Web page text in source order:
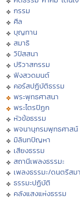
กรรม
ศีล
บุญทาน
สมาธิ
วิปัสสนา
ปริวาสกรรม
ฟังสวดมนต์
คอร์สปฏิบัติธรรม
พระพุทธศาสนา
พระไตรปิฏก
หัวข้อธรรม
พจนานุกรมพุทธศาสน์
มิลินทปัญหา
เสียงธรรม
สถานีเพลงธรรมะ
เพลงธรรมะ/ดนตรีสม
ธรรมะปฏิบัติ
คลังแสงแห่งธรรม